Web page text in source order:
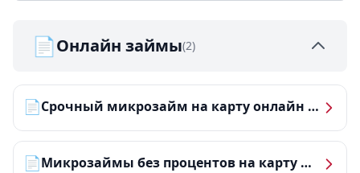
📄Онлайн займы(2)
📄 Срочный микрозайм на карту онлайн — получить деньги за 5 минут
📄 Микрозаймы без процентов на карту — ТОП-10 за 2026 год